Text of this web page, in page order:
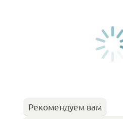
Рекомендуем вам